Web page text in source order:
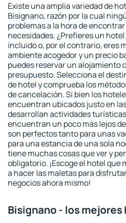
Existe una amplia variedad de
Bisignano, razón por la cual
problemas a la hora de
necesidades. ¿Prefieres un
incluido o, por el contrario, eres
ambiente acogedor y un precio
puedes reservar un alojamiento
presupuesto. Selecciona el
de hotel y comprueba los
de cancelación. Si bien los
encuentran ubicados justo en
desarrollan actividades
encuentran un poco más lejos
son perfectos tanto para unas
para una estancia de una sola
tiene muchas cosas que ver y
obligatorio. ¡Escoge el hotel que
a hacer las maletas para
negocios ahora mismo!
Bisignano - los